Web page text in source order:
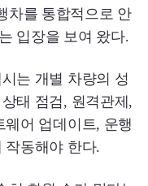
차를 통합적으로 안
입장을 보여 왔다.
는 개별 차량의 성
태 점검, 원격관제,
어 업데이트, 운행
작동해야 한다.